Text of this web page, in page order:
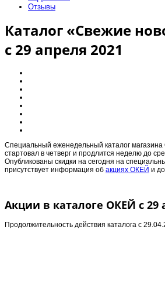
Отзывы
Каталог «Свежие
с 29 апреля 2021
Специальный еженедельный каталог
стартовал в четверг и продлится неделю до
Опубликованы скидки на сегодня на
присутствует информация об акциях ОКЕЙ и
Акции в каталоге ОКЕЙ с 29
Продолжительность действия каталога с